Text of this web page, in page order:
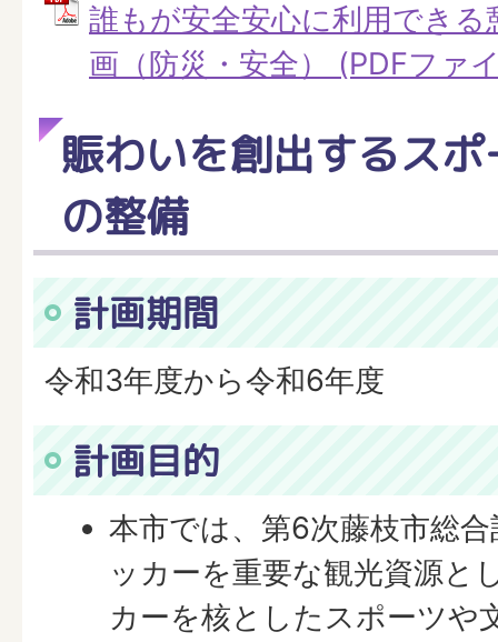
誰もが安全安心に利用できる
画（防災・安全） (PDFファ
賑わいを創出するス
の整備
計画期間
令和3年度から令和6年度
計画目的
本市では、第6次藤枝市総
ッカーを重要な観光資源と
カーを核としたスポーツや